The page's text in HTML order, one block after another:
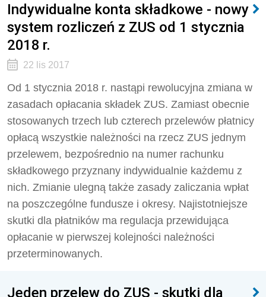
Indywidualne konta składkowe - nowy
system rozliczeń z ZUS od 1 stycznia
2018 r.
22 lis 2017
Od 1 stycznia 2018 r. nastąpi rewolucyjna zmiana w
zasadach opłacania składek ZUS. Zamiast obecnie
stosowanych trzech lub czterech przelewów płatnicy
opłacą wszystkie należności na rzecz ZUS jednym
przelewem, bezpośrednio na numer rachunku
składkowego przyznany indywidualnie każdemu z
nich. Zmianie ulegną także zasady zaliczania wpłat
na poszczególne fundusze i okresy. Najistotniejsze
skutki dla płatników ma regulacja przewidująca
opłacanie w pierwszej kolejności należności
przeterminowanych.
Jeden przelew do ZUS - skutki dla